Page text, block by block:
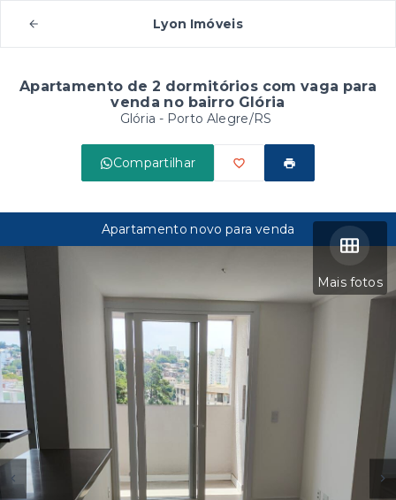
Lyon Imóveis
Apartamento de 2 dormitórios com vaga para
venda no bairro Glória
Glória - Porto Alegre/RS
Compartilhar
Mais fotos
Apartamento novo para venda